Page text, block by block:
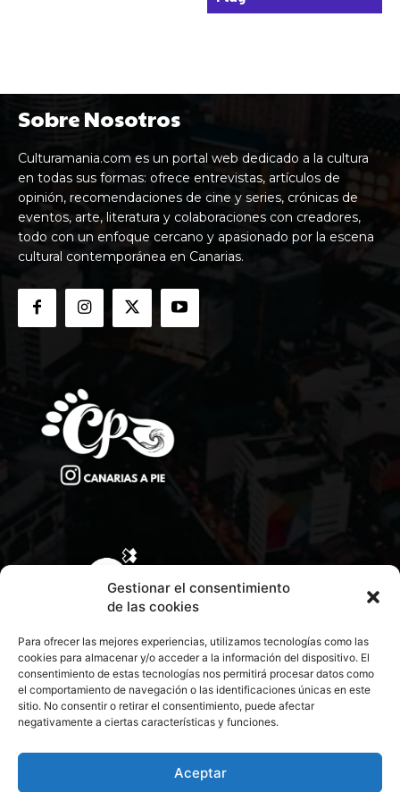
Gestionar el consentimiento
de las cookies
Para ofrecer las mejores experiencias, utilizamos tecnologías como las
cookies para almacenar y/o acceder a la información del dispositivo. El
consentimiento de estas tecnologías nos permitirá procesar datos como
el comportamiento de navegación o las identificaciones únicas en este
sitio. No consentir o retirar el consentimiento, puede afectar
negativamente a ciertas características y funciones.
Aceptar
Sobre Nosotros
Culturamania.com es un portal web dedicado a la cultura
en todas sus formas: ofrece entrevistas, artículos de
opinión, recomendaciones de cine y series, crónicas de
eventos, arte, literatura y colaboraciones con creadores,
todo con un enfoque cercano y apasionado por la escena
cultural contemporánea en Canarias.
CONTACTA CON NOSOTROS